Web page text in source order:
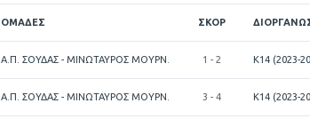
ΟΜΆΔΕΣ ΣΚΟΡ
Α.Π. ΣΟΥΔΑΣ - ΜΙΝΩΤΑΥΡΟΣ ΜΟΥΡΝ. 1 - 2 Κ14 (2023-
Α.Π. ΣΟΥΔΑΣ - ΜΙΝΩΤΑΥΡΟΣ ΜΟΥΡΝ. 3 - 4 Κ14 (2023-